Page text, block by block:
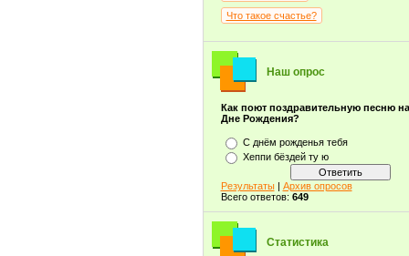
Что такое счастье?
Наш опрос
Как поют поздравительную песню
Дне Рождения?
С днём рожденья тебя
Хеппи бёздей ту ю
Результаты| Архив опросов
Всего ответов: 649
Статистика